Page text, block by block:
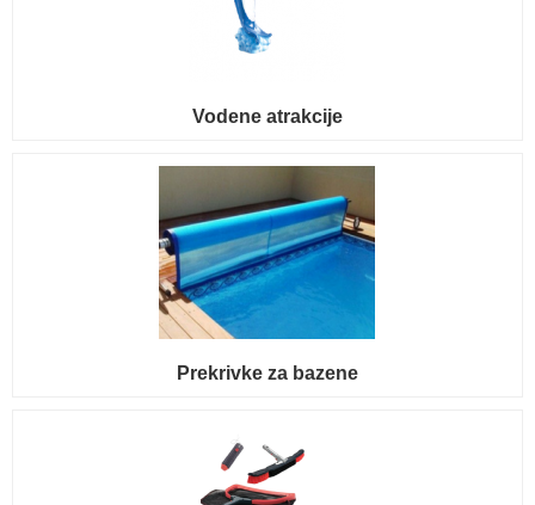
Vodene atrakcije
Prekrivke za bazene